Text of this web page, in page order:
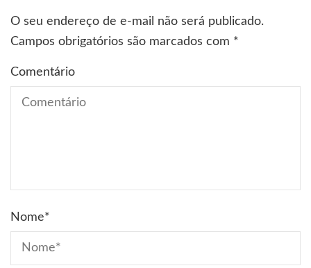
O seu endereço de e-mail não será publicado.
Campos obrigatórios são marcados com *
Comentário
Nome*